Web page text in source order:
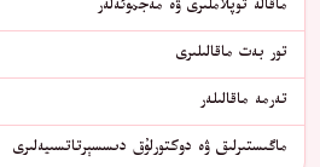
ماقالە توپلاملىرى ۋە مەجمۇئەلەر
تور بەت ماقالىلىرى
تەرمە ماقالىلەر
ماگىستىرلىق ۋە دوكتورلۇق دىسسېرتاتسىيەلىرى